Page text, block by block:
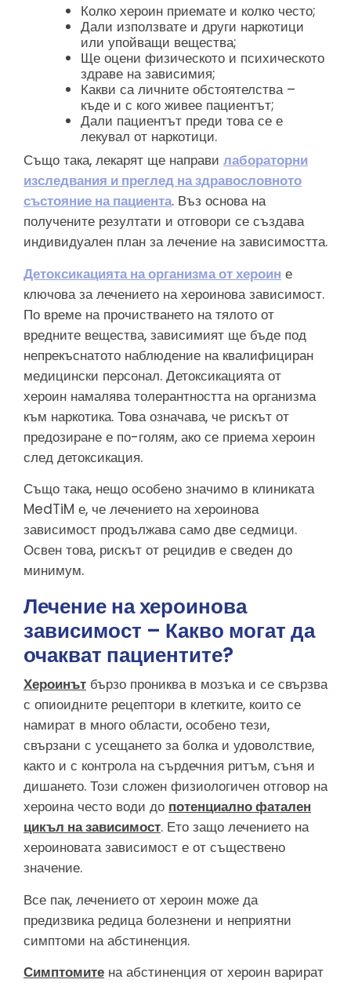
Колко хероин приемате и колко често;
Дали използвате и други наркотици
или упойващи вещества;
Ще оцени физическото и психическото
здраве на зависимия;
Какви са личните обстоятелства –
къде и с кого живее пациентът;
Дали пациентът преди това се е
лекувал от наркотици.
Също така, лекарят ще направи лабораторни
изследвания и преглед на здравословното
състояние на пациента. Въз основа на
получените резултати и отговори се създава
индивидуален план за лечение на зависимостта.
Детоксикацията на организма от хероин е
ключова за лечението на хероинова зависимост.
По време на прочистването на тялото от
вредните вещества, зависимият ще бъде под
непрекъснатото наблюдение на квалифициран
медицински персонал. Детоксикацията от
хероин намалява толерантността на организма
към наркотика. Това означава, че рискът от
предозиране е по-голям, ако се приема хероин
след детоксикация.
Също така, нещо особено значимо в клиниката
MedTiM е, че лечението на хероинова
зависимост продължава само две седмици.
Освен това, рискът от рецидив е сведен до
минимум.
Лечение на хероинова
зависимост – Какво могат да
очакват пациентите?
Хероинът бързо прониква в мозъка и се свързва
с опиоидните рецептори в клетките, които се
намират в много области, особено тези,
свързани с усещането за болка и удоволствие,
както и с контрола на сърдечния ритъм, съня и
дишането. Този сложен физиологичен отговор на
хероина често води до потенциално фатален
цикъл на зависимост. Ето защо лечението на
хероиновата зависимост е от съществено
значение.
Все пак, лечението от хероин може да
предизвика редица болезнени и неприятни
симптоми на абстиненция.
Симптомите на абстиненция от хероин варират